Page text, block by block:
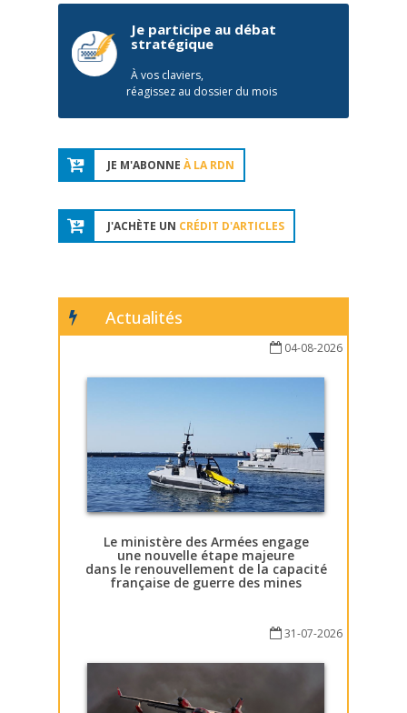
Je participe au débat
stratégique
À vos claviers,
réagissez au dossier du mois
JE M'ABONNE À LA RDN
J'ACHÈTE UN CRÉDIT D'ARTICLES
Actualités
04-08-2026
Le ministère des Armées engage
une nouvelle étape majeure
dans le renouvellement de la capacité
française de guerre des mines
31-07-2026